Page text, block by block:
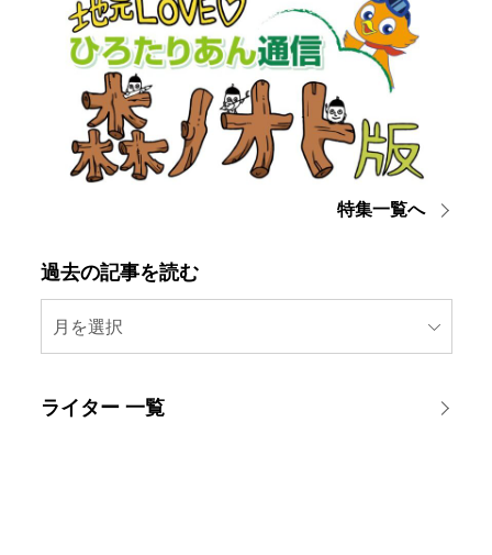
特集一覧へ
過去の記事を読む
月を選択
ライター 一覧